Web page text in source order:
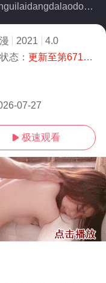
别名：xiuxianguilaidangdalaodongtaiman
2021
4.0
状态： 更新至第671集
07-27
 极速观看